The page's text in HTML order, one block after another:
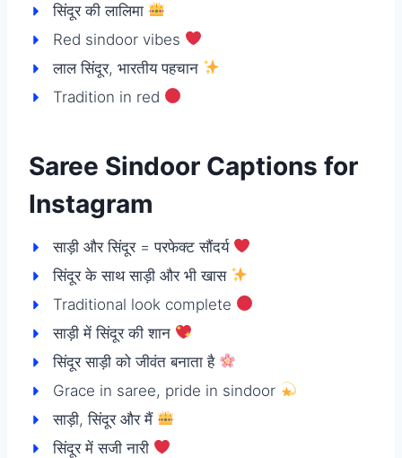
सिंदूर की लालिमा
Red sindoor vibes
लाल सिंदूर, भारतीय पहचान
Tradition in red
Saree Sindoor Captions for
Instagram
साड़ी और सिंदूर = परफेक्ट सौंदर्य
सिंदूर के साथ साड़ी और भी खास
Traditional look complete
साड़ी में सिंदूर की शान
सिंदूर साड़ी को जीवंत बनाता है
Grace in saree, pride in sindoor
साड़ी, सिंदूर और मैं
सिंदूर में सजी नारी